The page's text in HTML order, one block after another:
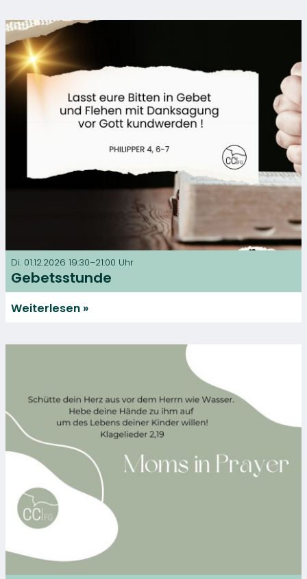
Di. 01.12.2026 19:30–21:00 Uhr
Gebetsstunde
Weiterlesen